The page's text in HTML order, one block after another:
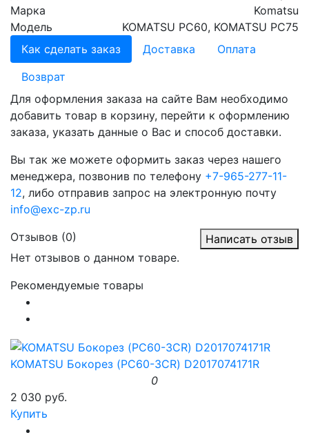
Марка
Komatsu
Модель
KOMATSU PC60, KOMATSU PC75
Как сделать заказ
Доставка
Оплата
Возврат
Для оформления заказа на сайте Вам необходимо
добавить товар в корзину, перейти к оформлению
заказа, указать данные о Вас и способ доставки.
Вы так же можете оформить заказ через нашего
менеджера, позвонив по телефону +7-965-277-11-
12, либо отправив запрос на электронную почту
info@exc-zp.ru
Отзывов (0)
Написать отзыв
Нет отзывов о данном товаре.
Рекомендуемые товары
KOMATSU Бокорез (PC60-3CR) D2017074171R
0
2 030 руб.
Купить